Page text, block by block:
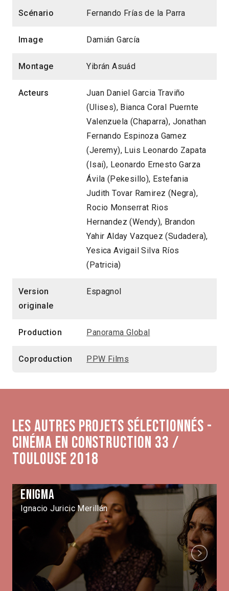
Scénario Fernando Frías de la Parra
Image Damián García
Montage Yibrán Asuád
Acteurs
Juan Daniel Garcia Traviño
(Ulises), Bianca Coral Puernte
Valenzuela (Chaparra), Jonathan
Fernando Espinoza Gamez
(Jeremy), Luis Leonardo Zapata
(Isai), Leonardo Ernesto Garza
Ávila (Pekesillo), Estefania
Judith Tovar Ramirez (Negra),
Rocio Monserrat Rios
Hernandez (Wendy), Brandon
Yahir Alday Vazquez (Sudadera),
Yesica Avigail Silva Ríos
(Patricia)
Version
originale
Espagnol
Production Panorama Global
Coproduction PPW Films
Les autres projets sélectionnés -
Cinéma en construction 33 /
Toulouse 2018
Enigma
Ignacio Juricic Merillán
Next